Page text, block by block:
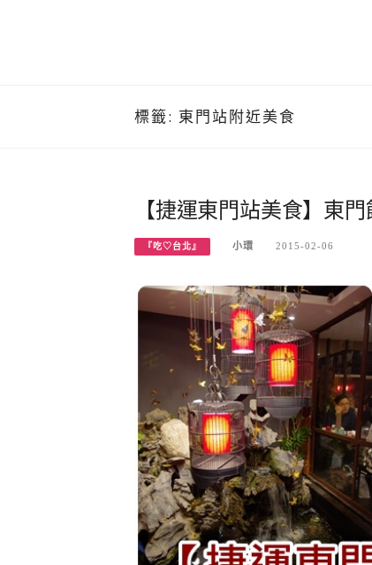
標籤: 東門站附近美食
【捷運東門站美食】東
『吃♡台北』 小環 2015-02-06